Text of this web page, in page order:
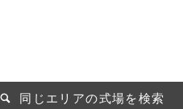
同じエリアの式場を検索